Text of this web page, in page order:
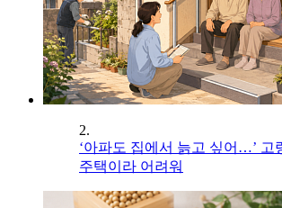
2.
‘아파도 집에서 늙고 싶어…’ 고
주택이라 어려워